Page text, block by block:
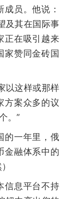
员。他说：
及其在国际事
正在吸引越来
家赞同金砖国
以这样或那样
方案众多的议
。”
的一年里，俄
金融体系中的
信息平台不持